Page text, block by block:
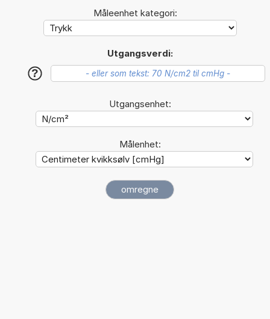
Måleenhet kategori:
Utgangsverdi:
?
Utgangsenhet:
Målenhet: